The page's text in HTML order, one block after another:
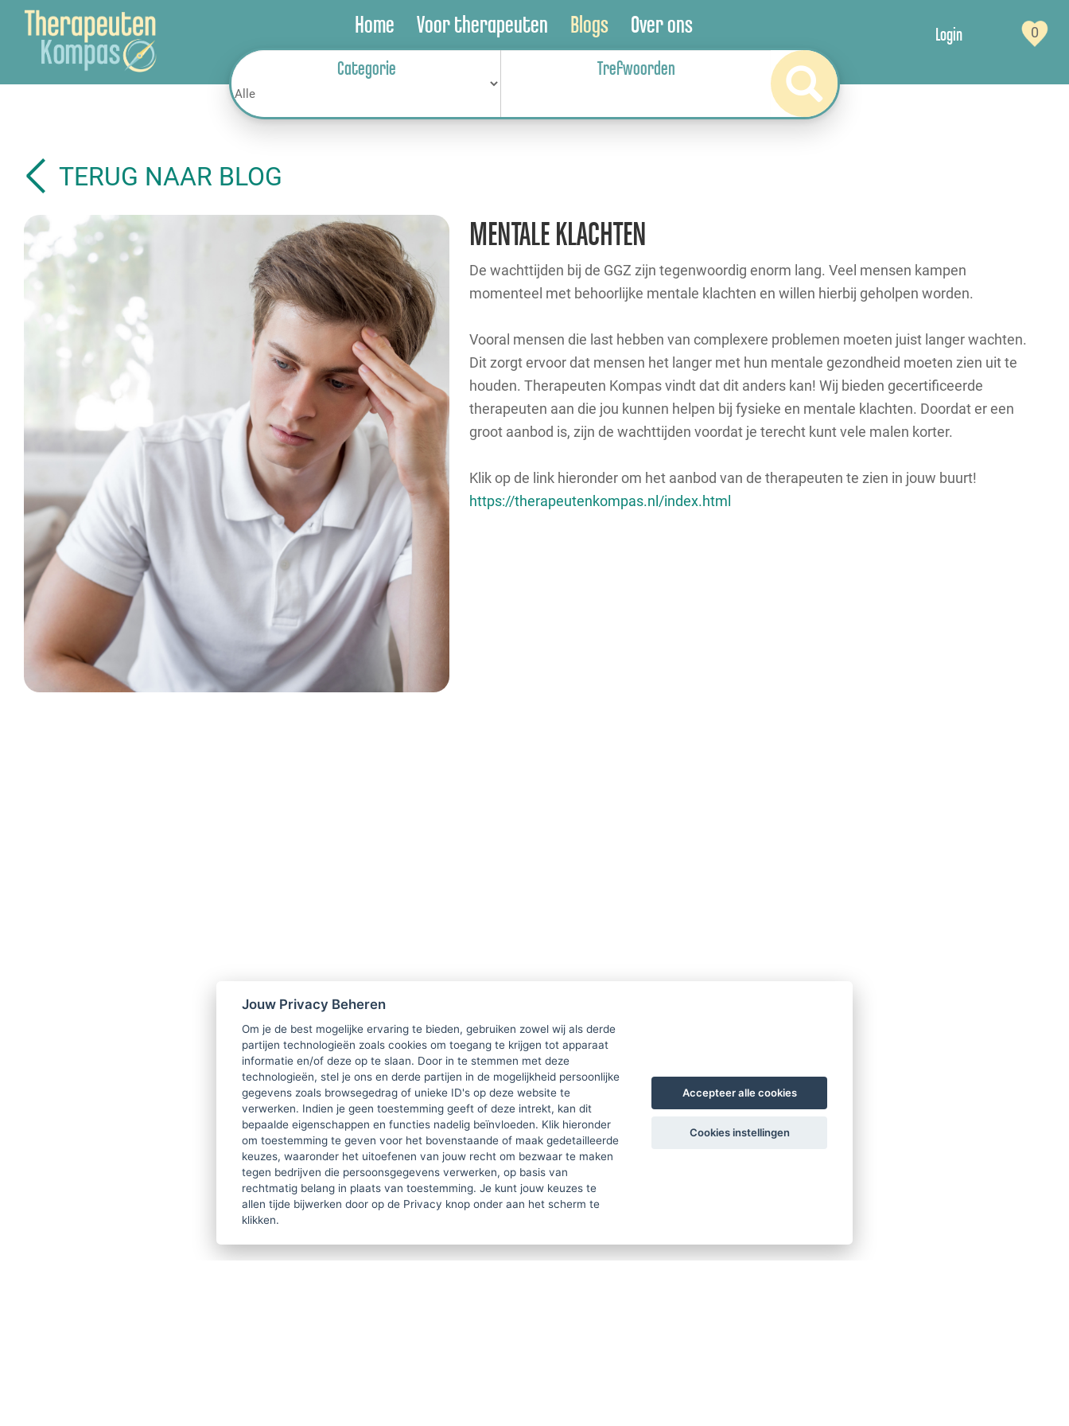
Home Voor therapeuten Blogs Over ons Login 0
Categorie Trefwoorden
TERUG NAAR BLOG
MENTALE KLACHTEN
De wachttijden bij de GGZ zijn tegenwoordig enorm lang. Veel mensen kampen
momenteel met behoorlijke mentale klachten en willen hierbij geholpen worden.
Vooral mensen die last hebben van complexere problemen moeten juist langer wachten.
Dit zorgt ervoor dat mensen het langer met hun mentale gezondheid moeten zien uit te
houden. Therapeuten Kompas vindt dat dit anders kan! Wij bieden gecertificeerde
therapeuten aan die jou kunnen helpen bij fysieke en mentale klachten. Doordat er een
groot aanbod is, zijn de wachttijden voordat je terecht kunt vele malen korter.
Klik op de link hieronder om het aanbod van de therapeuten te zien in jouw buurt!
https://therapeutenkompas.nl/index.html
Jouw Privacy Beheren
Om je de best mogelijke ervaring te bieden, gebruiken zowel wij als derde
partijen technologieën zoals cookies om toegang te krijgen tot apparaat
informatie en/of deze op te slaan. Door in te stemmen met deze
technologieën, stel je ons en derde partijen in de mogelijkheid persoonlijke
gegevens zoals browsegedrag of unieke ID's op deze website te
verwerken. Indien je geen toestemming geeft of deze intrekt, kan dit
bepaalde eigenschappen en functies nadelig beïnvloeden. Klik hieronder
om toestemming te geven voor het bovenstaande of maak gedetailleerde
keuzes, waaronder het uitoefenen van jouw recht om bezwaar te maken
tegen bedrijven die persoonsgegevens verwerken, op basis van
rechtmatig belang in plaats van toestemming. Je kunt jouw keuzes te
allen tijde bijwerken door op de Privacy knop onder aan het scherm te
klikken.
Accepteer alle cookies
Cookies instellingen